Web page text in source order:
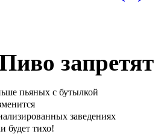
пьяных с бутылкой
заведениях
будет тихо!